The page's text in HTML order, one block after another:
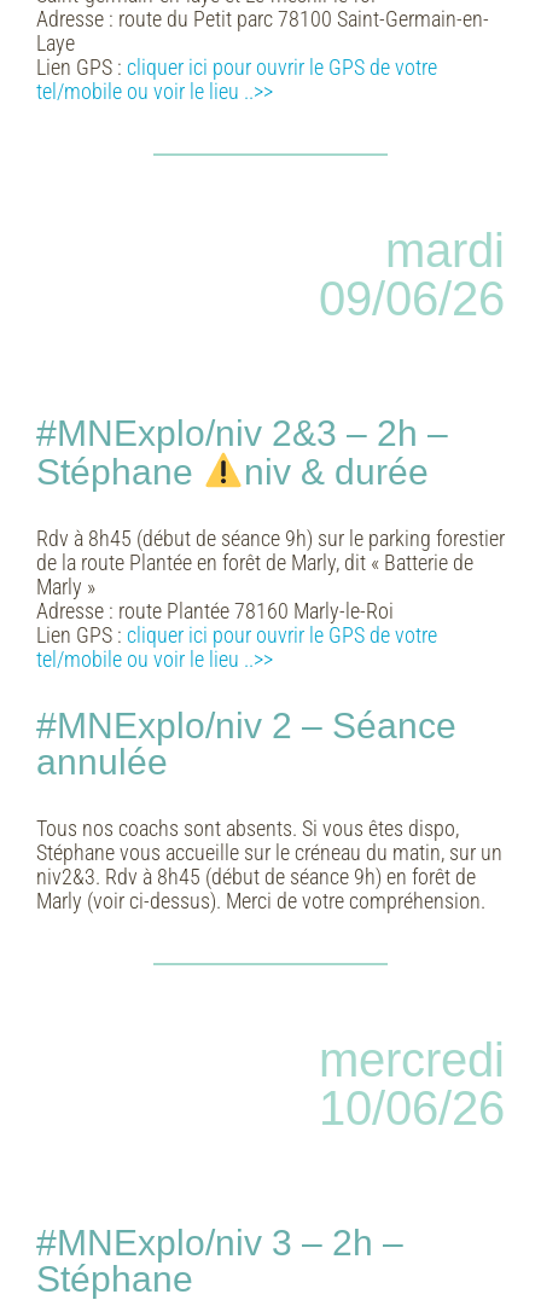
Adresse : route du Petit parc 78100 Saint-Germain-en-
Laye
Lien GPS : cliquer ici pour ouvrir le GPS de votre
tel/mobile ou voir le lieu ..>>
mardi
09/06/26
#MNExplo/niv 2&3 – 2h –
Stéphane
niv & durée
Rdv à 8h45 (début de séance 9h) sur le parking forestier
de la route Plantée en forêt de Marly, dit « Batterie de
Marly »
Adresse : route Plantée 78160 Marly-le-Roi
Lien GPS : cliquer ici pour ouvrir le GPS de votre
tel/mobile ou voir le lieu ..>>
#MNExplo/niv 2 – Séance
annulée
Tous nos coachs sont absents. Si vous êtes dispo,
Stéphane vous accueille sur le créneau du matin, sur un
niv2&3. Rdv à 8h45 (début de séance 9h) en forêt de
Marly (voir ci-dessus). Merci de votre compréhension.
mercredi
10/06/26
#MNExplo/niv 3 – 2h –
Stéphane